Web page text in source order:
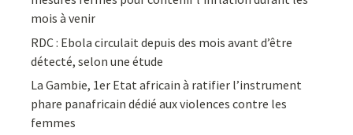
mois à venir
RDC : Ebola circulait depuis des mois avant d’être
détecté, selon une étude
La Gambie, 1er Etat africain à ratifier l’instrument
phare panafricain dédié aux violences contre les
femmes